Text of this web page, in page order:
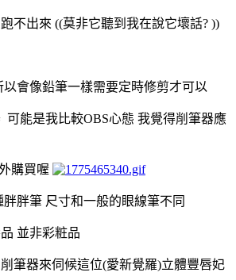
不出來 ((莫非它聽到我在說它壞話? ))
會像鉛筆一樣需要定時修剪才可以
能是我比較OBS心態 我覺得削筆器應
購買喔
胖筆 尺寸和一般的眼線筆不同
並非彩粧品
筆器來伺候這位(愛新覺羅)立體豐唇妃